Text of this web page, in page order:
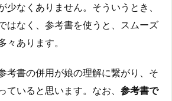
少なくありません。そういうとき、
はなく、参考書を使うと、スムーズ
々あります。
考書の併用が娘の理解に繋がり、そ
ていると思います。なお、 参考書で